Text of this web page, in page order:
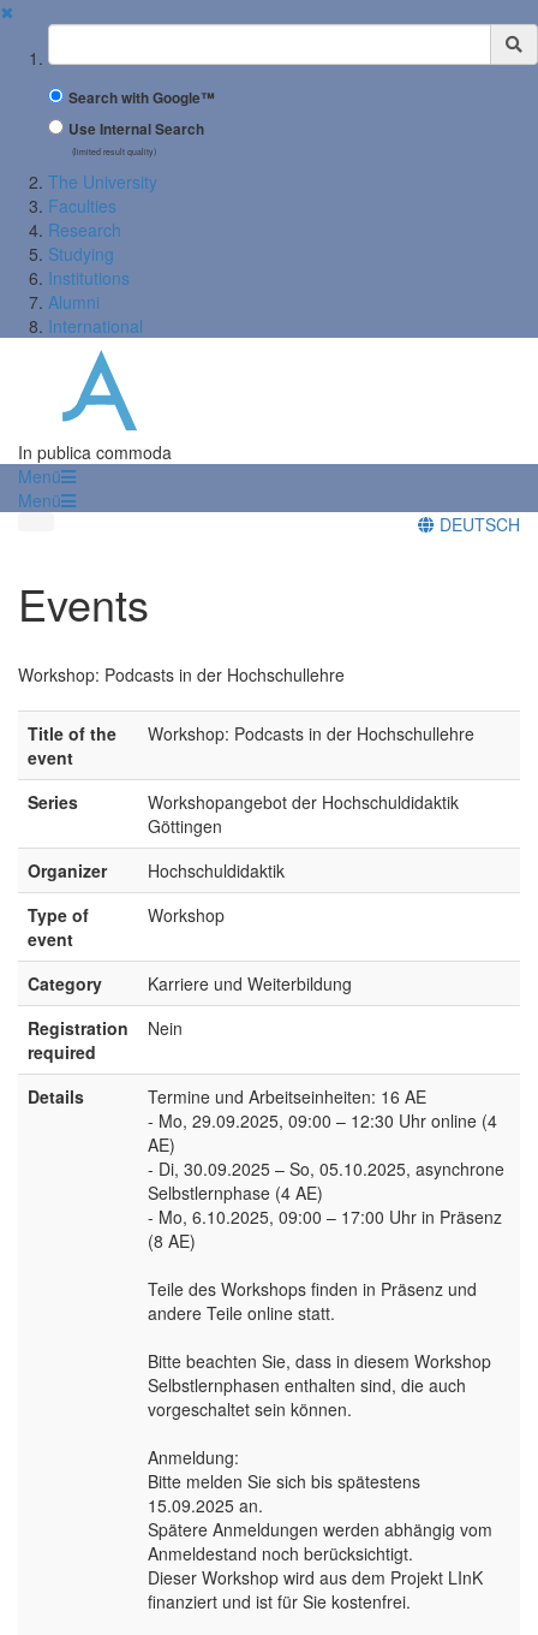
✖
Suchbegriff
Search with Google™
Use Internal Search
(limited result quality)
The University
Faculties
Research
Studying
Institutions
Alumni
International
In publica commoda
Menü
Menü
DEUTSCH
Events
Workshop: Podcasts in der Hochschullehre
Title of the
event
Workshop: Podcasts in der Hochschullehre
Series
Workshopangebot der Hochschuldidaktik
Göttingen
Organizer
Hochschuldidaktik
Type of
event
Workshop
Category
Karriere und Weiterbildung
Registration
required
Nein
Details
Termine und Arbeitseinheiten: 16 AE
- Mo, 29.09.2025, 09:00 – 12:30 Uhr online (4
AE)
- Di, 30.09.2025 – So, 05.10.2025, asynchrone
Selbstlernphase (4 AE)
- Mo, 6.10.2025, 09:00 – 17:00 Uhr in Präsenz
(8 AE)
Teile des Workshops finden in Präsenz und
andere Teile online statt.
Bitte beachten Sie, dass in diesem Workshop
Selbstlernphasen enthalten sind, die auch
vorgeschaltet sein können.
Anmeldung:
Bitte melden Sie sich bis spätestens
15.09.2025 an.
Spätere Anmeldungen werden abhängig vom
Anmeldestand noch berücksichtigt.
Dieser Workshop wird aus dem Projekt LInK
finanziert und ist für Sie kostenfrei.